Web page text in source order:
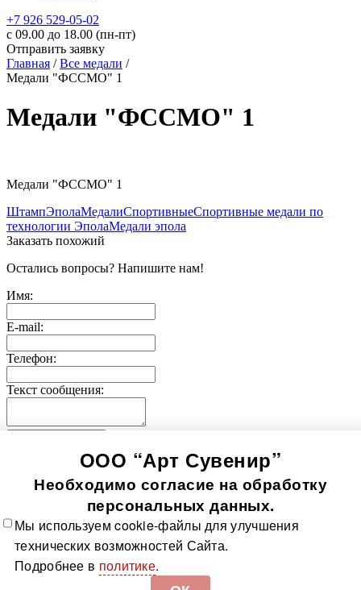
+7 926 529-05-02
c 09.00 до 18.00 (пн-пт)
Отправить заявку
Главная /Все медали /
Медали "ФССМО" 1
Медали "ФССМО" 1
Медали "ФССМО" 1
ШтампЭполаМедалиСпортивныеСпортивные медали по
технологии ЭполаМедали эпола
Заказать похожий
Остались вопросы? Напишите нам!
Имя:
E-mail:
Телефон:
Текст сообщения:
Значки-медали
Использование информации, содержащейся на сайте, в том
числе фото продукции, без согласия правообладателя, влечет
возникновение ответственности согласно ст. 1250-1252 ГК
РФ, ст. 7.12 КоАП РФ и ст. 146, 147 УК РФ
Все значки Все медали О компании Контакты
изготовления Политика в отношении обработки
персональных данных Доставка и оплата
ООО “Арт Сувенир”
Необходимо согласие на обработку
персональных данных.
Мы используем cookie-файлы для улучшения
технических возможностей Сайта.
Подробнее в политике.